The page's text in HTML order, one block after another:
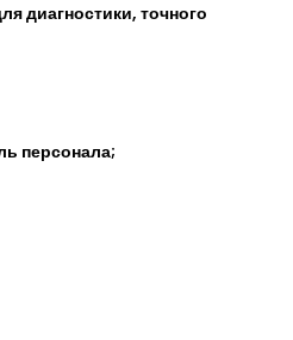
диагностики, точного
персонала;